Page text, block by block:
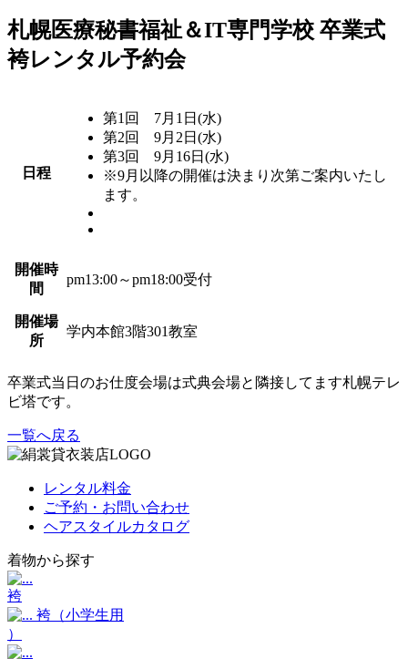
札幌医療秘書福祉＆IT専門学校 卒業式
袴レンタル予約会
日程
第1回 7月1日(水)
第2回 9月2日(水)
第3回 9月16日(水)
※9月以降の開催は決まり次第ご案内いたし
ます。
開催時
間
pm13:00～pm18:00受付
開催場
所
学内本館3階301教室
卒業式当日のお仕度会場は式典会場と隣接してます札幌テレ
ビ塔です。
一覧へ戻る
レンタル料金
ご予約・お問い合わせ
ヘアスタイルカタログ
着物から探す
袴
袴（小学生用
）